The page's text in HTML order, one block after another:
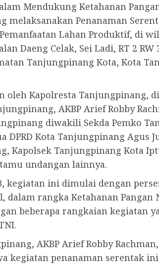
Mendukung Ketahanan
melaksanakan Penanaman
Lahan Produktif, di
Daeng Celak, Sei Ladi, RT 2
Tanjungpinang Kota, Kota
oleh Kapolresta Tanjungpinang,
AKBP Arief Robby
diwakili Sekda Pemko
DPRD Kota Tanjungpinang Agus
Kapolsek Tanjungpinang Kota
undangan lainnya.
kegiatan ini dimulai dengan
dalam rangka Ketahanan Pangan
beberapa rangkaian kegiatan
AKBP Arief Robby Rachman,
kegiatan penanaman serentak